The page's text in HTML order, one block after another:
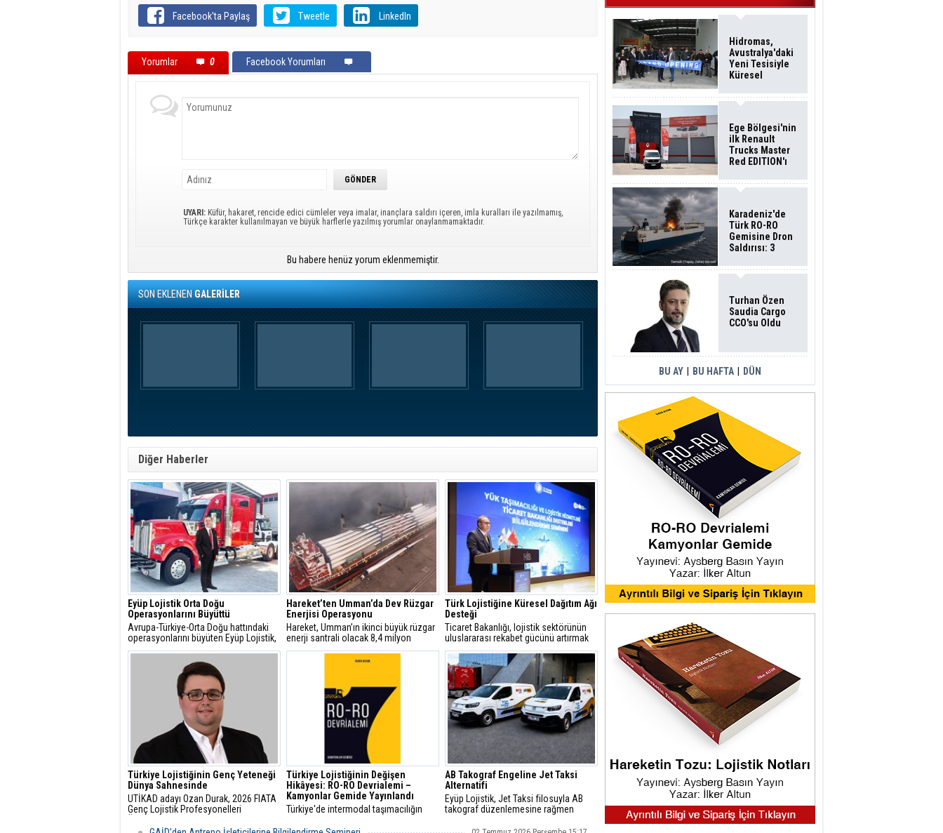
Facebook'ta Paylaş Tweetle LinkedIn
Yorumlar 0 Facebook Yorumları
UYARI: Küfür, hakaret, rencide edici cümleler veya imalar, inançlara saldırı içeren, imla kuralları ile yazılmamış,
Türkçe karakter kullanılmayan ve büyük harflerle yazılmış yorumlar onaylanmamaktadır.
Bu habere henüz yorum eklenmemiştir.
SON EKLENENGALERİLER
Diğer Haberler
Eyüp Lojistik Orta Doğu
Operasyonlarını Büyüttü
Avrupa-Türkiye-Orta Doğu hattındaki
operasyonlarını büyüten Eyüp Lojistik,
Orta Doğu’ya gerçekleştirdiği aylık
sefer sayısını 500’e çıkardı.
Hareket’ten Umman’da Dev Rüzgar
Enerjisi Operasyonu
Hareket, Umman’ın ikinci büyük rüzgar
enerji santrali olacak 8,4 milyon
dolarlık Riyah 1&2 Rüzgar Enerji
Santrali projesindeki operasyonlarını
Türk Lojistiğine Küresel Dağıtım Ağı
Desteği
Ticaret Bakanlığı, lojistik sektörünün
uluslararası rekabet gücünü artırmak
amacıyla 13 farklı destek kalemini
devreye aldı.
Türkiye Lojistiğinin Genç Yeteneği
Dünya Sahnesinde
UTİKAD adayı Ozan Durak, 2026 FIATA
Genç Lojistik Profesyonelleri
olarak Milano’da Türkiye’yi ve Avrupa
Türkiye Lojistiğinin Değişen
Hikâyesi: RO-RO Devrialemi –
Kamyonlar Gemide Yayınlandı
Türkiye'de intermodal taşımacılığın
düşünsel dönüşümüne ışık tutan RO-
AB Takograf Engeline Jet Taksi
Alternatifi
Eyüp Lojistik, Jet Taksi filosuyla AB
takograf düzenlemesine rağmen
sürdürüyor.
Hidromas,
Avustralya'daki
Yeni Tesisiyle
Küresel
Sürdürüyor
Ege Bölgesi'nin
ilk Renault
Trucks Master
Red EDITION'ı
Filosuna Katıldı
Karadeniz'de
Türk RO-RO
Gemisine Dron
Saldırısı: 3
Durumu Ağır
Turhan Özen
Saudia Cargo
CCO'su Oldu
BU AY BU HAFTA DÜN